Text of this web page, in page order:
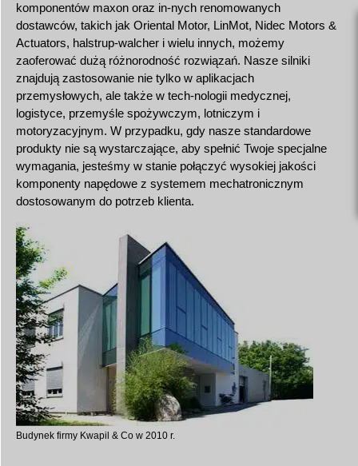
komponentów maxon oraz in-nych renomowanych
dostawców, takich jak Oriental Motor, LinMot, Nidec Motors &
Actuators, halstrup-walcher i wielu innych, możemy
zaoferować dużą różnorodność rozwiązań. Nasze silniki
znajdują zastosowanie nie tylko w aplikacjach
przemysłowych, ale także w tech-nologii medycznej,
logistyce, przemyśle spożywczym, lotniczym i
motoryzacyjnym. W przypadku, gdy nasze standardowe
produkty nie są wystarczające, aby spełnić Twoje specjalne
wymagania, jesteśmy w stanie połączyć wysokiej jakości
komponenty napędowe z systemem mechatronicznym
dostosowanym do potrzeb klienta.
Budynek firmy Kwapil & Co w 2010 r.